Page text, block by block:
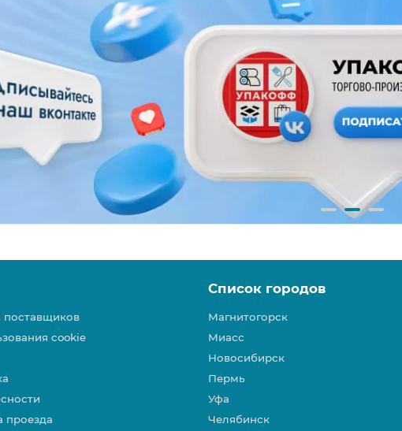
cookie
проезда
Список городов
Магнитогорск
Миасс
Новосибирск
Пермь
Уфа
Челябинск